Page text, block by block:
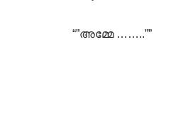
“”അമ്മേ ……..””